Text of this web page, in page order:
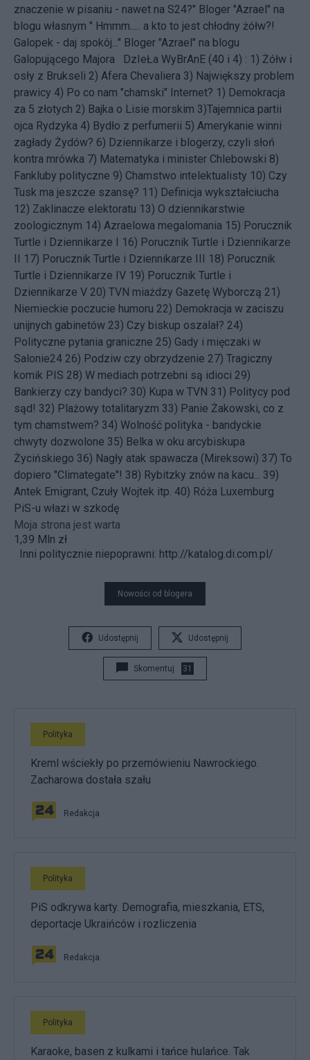
znaczenie w pisaniu - nawet na S24?" Bloger "Azrael" na
blogu własnym " Hmmm..... a kto to jest chłodny żółw?!
Galopek - daj spokój..." Bloger "Azrael" na blogu
Galopującego Majora DzIeŁa WyBrAnE (40 i 4) : 1) Żółw i
osły z Brukseli 2) Afera Chevaliera 3) Największy problem
prawicy 4) Po co nam "chamski" Internet? 1) Demokracja
za 5 złotych 2) Bajka o Lisie morskim 3)Tajemnica partii
ojca Rydzyka 4) Bydło z perfumerii 5) Amerykanie winni
zagłady Żydów? 6) Dziennikarze i blogerzy, czyli słoń
kontra mrówka 7) Matematyka i minister Chlebowski 8)
Fankluby polityczne 9) Chamstwo intelektualisty 10) Czy
Tusk ma jeszcze szansę? 11) Definicja wykształciucha
12) Zaklinacze elektoratu 13) O dziennikarstwie
zoologicznym 14) Azraelowa megalomania 15) Porucznik
Turtle i Dziennikarze I 16) Porucznik Turtle i Dziennikarze
II 17) Porucznik Turtle i Dziennikarze III 18) Porucznik
Turtle i Dziennikarze IV 19) Porucznik Turtle i
Dziennikarze V 20) TVN miażdzy Gazetę Wyborczą 21)
Niemieckie poczucie humoru 22) Demokracja w zaciszu
unijnych gabinetów 23) Czy biskup oszalał? 24)
Polityczne pytania graniczne 25) Gady i mięczaki w
Salonie24 26) Podziw czy obrzydzenie 27) Tragiczny
komik PIS 28) W mediach potrzebni są idioci 29)
Bankierzy czy bandyci? 30) Kupa w TVN 31) Politycy pod
sąd! 32) Plażowy totalitaryzm 33) Panie Żakowski, co z
tym chamstwem? 34) Wolność polityka - bandyckie
chwyty dozwolone 35) Belka w oku arcybiskupa
Życińskiego 36) Nagły atak spawacza (Mireksowi) 37) To
dopiero "Climategate"! 38) Rybitzky znów na kacu... 39)
Antek Emigrant, Czuły Wojtek itp. 40) Róża Luxemburg
PiS-u włazi w szkodę
Moja strona jest warta
1,39 Mln zł
Inni politycznie niepoprawni: http://katalog.di.com.pl/
Nowości od blogera
Udostępnij Udostępnij
Skomentuj 31
Polityka
Kreml wściekły po przemówieniu Nawrockiego.
Zacharowa dostała szału
Redakcja
Polityka
PiS odkrywa karty. Demografia, mieszkania, ETS,
deportacje Ukraińców i rozliczenia
Redakcja
Polityka
Karaoke, basen z kulkami i tańce hulańce. Tak